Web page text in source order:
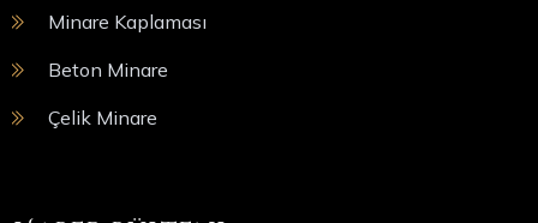
Minare Kaplaması
Beton Minare
Çelik Minare